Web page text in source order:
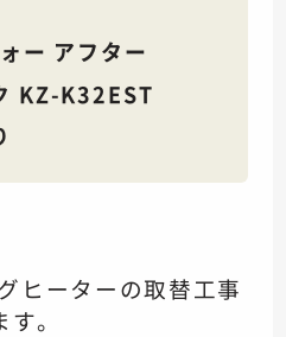
ー アフター
KZ-K32EST
ヒーターの取替工事
。